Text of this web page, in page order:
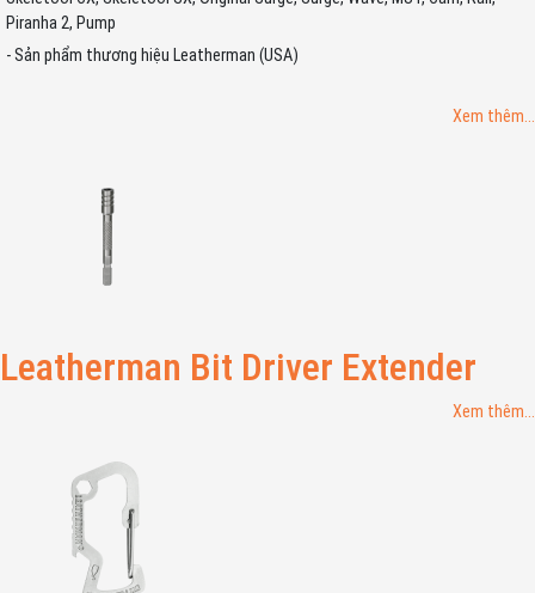
Piranha 2, Pump
- Sản phẩm thương hiệu Leatherman (USA)
Xem thêm...
Leatherman Bit Driver Extender
Xem thêm...